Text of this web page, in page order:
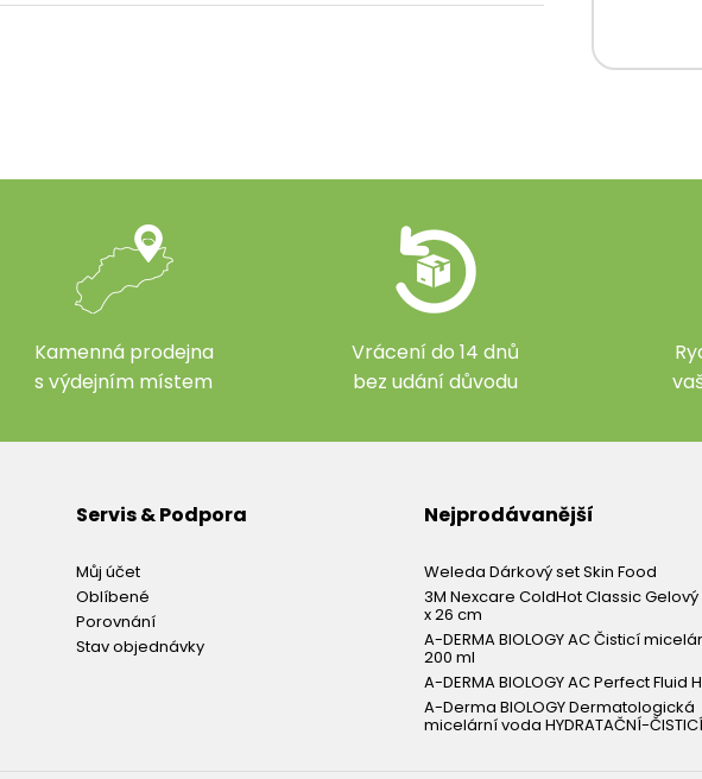
Kamenná prodejna
s výdejním místem
Vrácení do 14 dnů
bez udání důvodu
Servis & Podpora
Můj účet
Oblíbené
Porovnání
Stav objednávky
Nejprodávanější
Weleda Dárkový set Skin Food
3M Nexcare ColdHot Classic Gelový
x 26 cm
A-DERMA BIOLOGY AC Čisticí
200 ml
A-DERMA BIOLOGY AC Perfect Fluid
A-Derma BIOLOGY Dermatologická
micelární voda HYDRATAČNÍ-